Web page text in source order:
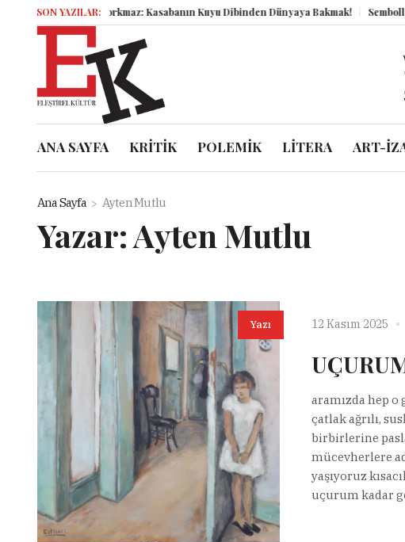
SON YAZILAR:
Şahbender Korkmaz: Kasabanın Kuyu Dibinden Dünyaya Bakmak! Semboller
ANA SAYFA KRİTİK POLEMİK LİTERA ART-
Ana Sayfa Ayten Mutlu
Yazar:Ayten Mutlu
Yazı 12 Kasım 2025
aramızda hep o
çatlak ağrılı,
birbirlerine
mücevherlere
yaşıyoruz
uçurum kadar